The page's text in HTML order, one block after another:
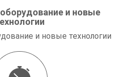
и новые
и новые технологии